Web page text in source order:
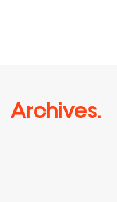
Archives.